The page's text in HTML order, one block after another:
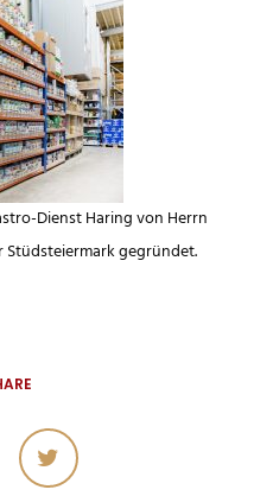
Dienst Haring von Herrn
Stüdsteiermark gegründet.